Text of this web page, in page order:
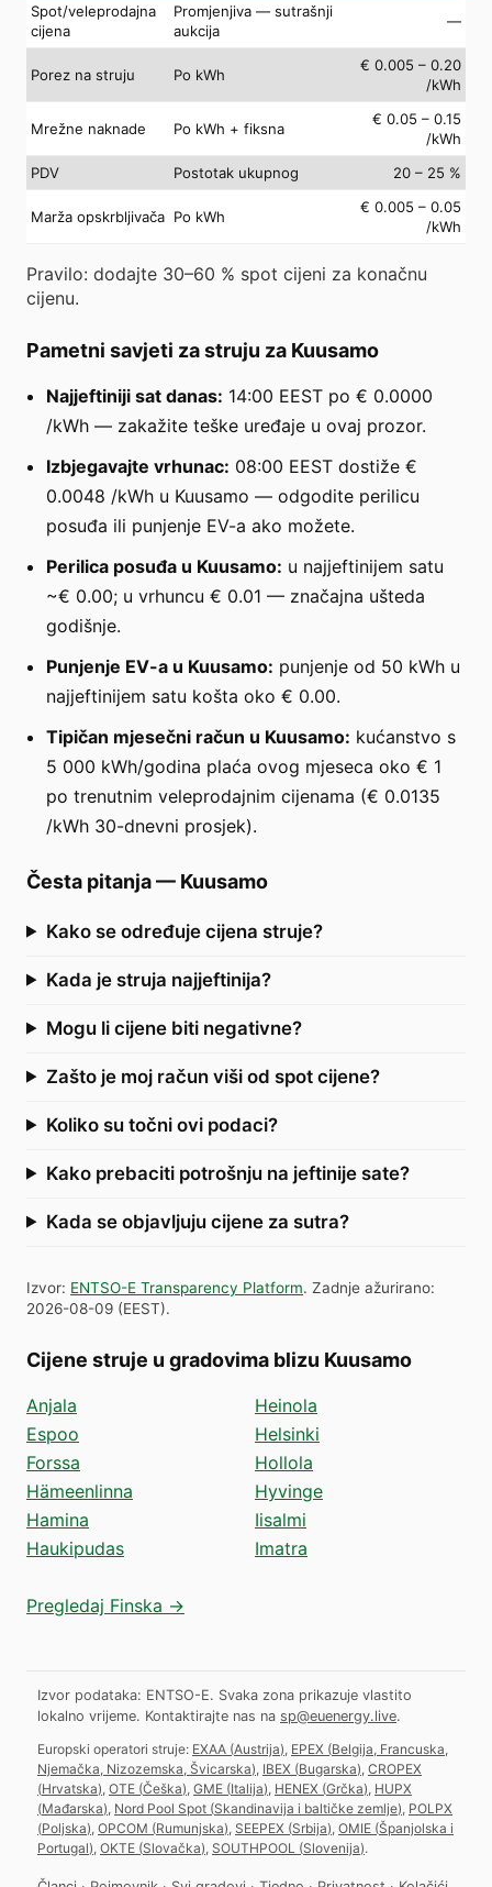
Spot/veleprodajna
cijena
Promjenjiva — sutrašnji
aukcija
—
Porez na struju Po kWh
€ 0.005 – 0.20
/kWh
Mrežne naknade Po kWh + fiksna
€ 0.05 – 0.15
/kWh
PDV
Postotak ukupnog 20 – 25 %
Marža opskrbljivača Po kWh
€ 0.005 – 0.05
/kWh
Pravilo: dodajte 30–60 % spot cijeni za konačnu
cijenu.
Pametni savjeti za struju za Kuusamo
Najjeftiniji sat danas: 14:00 EEST po € 0.0000
/kWh — zakažite teške uređaje u ovaj prozor.
Izbjegavajte vrhunac: 08:00 EEST dostiže €
0.0048 /kWh u Kuusamo — odgodite perilicu
posuđa ili punjenje EV-a ako možete.
Perilica posuđa u Kuusamo: u najjeftinijem satu
~€ 0.00; u vrhuncu € 0.01 — značajna ušteda
godišnje.
Punjenje EV-a u Kuusamo: punjenje od 50 kWh u
najjeftinijem satu košta oko € 0.00.
Tipičan mjesečni račun u Kuusamo: kućanstvo s
5 000 kWh/godina plaća ovog mjeseca oko € 1
po trenutnim veleprodajnim cijenama (€ 0.0135
/kWh 30-dnevni prosjek).
Česta pitanja— Kuusamo
Kako se određuje cijena struje?
Kada je struja najjeftinija?
Mogu li cijene biti negativne?
Zašto je moj račun viši od spot cijene?
Koliko su točni ovi podaci?
Kako prebaciti potrošnju na jeftinije sate?
Kada se objavljuju cijene za sutra?
Izvor: ENTSO-E Transparency Platform. Zadnje ažurirano:
2026-08-09 (EEST).
Cijene struje u gradovima blizu Kuusamo
Anjala
Espoo
Forssa
Hämeenlinna
Hamina
Haukipudas
Heinola
Helsinki
Hollola
Hyvinge
Iisalmi
Imatra
Pregledaj Finska →
Izvor podataka: ENTSO-E. Svaka zona prikazuje vlastito
lokalno vrijeme. Kontaktirajte nas na sp@euenergy.live.
Europski operatori struje: EXAA (Austrija) EPEX (Belgija, Francuska,
Njemačka, Nizozemska, Švicarska) IBEX (Bugarska) CROPEX
(Hrvatska) OTE (Češka) GME (Italija) HENEX (Grčka) HUPX
(Mađarska) Nord Pool Spot (Skandinavija i baltičke zemlje) POLPX
(Poljska) OPCOM (Rumunjska) SEEPEX (Srbija) OMIE (Španjolska i
Portugal) OKTE (Slovačka) SOUTHPOOL (Slovenija).